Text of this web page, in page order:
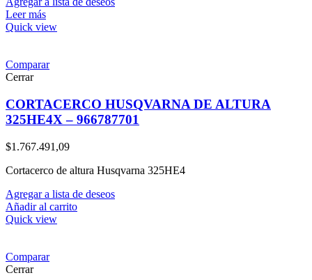
Leer más
Quick view
Comparar
Cerrar
CORTACERCO HUSQVARNA DE ALTURA
325HE4X – 966787701
$1.767.491,09
Cortacerco de altura Husqvarna 325HE4
Agregar a lista de deseos
Añadir al carrito
Quick view
Comparar
Cerrar